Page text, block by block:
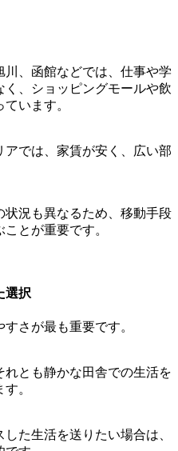
、函館などでは、仕事や学
、ショッピングモールや飲
います。
では、家賃が安く、広い部
状況も異なるため、移動手段
とが重要です。
選択
さが最も重要です。
とも静かな田舎での生活を
。
た生活を送りたい場合は、